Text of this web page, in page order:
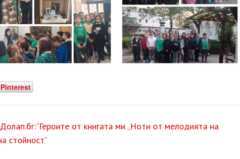
Pinterest
от книгата ми „Ноти от мелодията на
стойност“